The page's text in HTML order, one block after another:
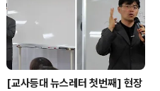
[교사등대 뉴스레터 첫번째] 현장